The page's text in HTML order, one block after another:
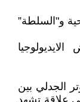
و"السلطة”
الجدلي بين